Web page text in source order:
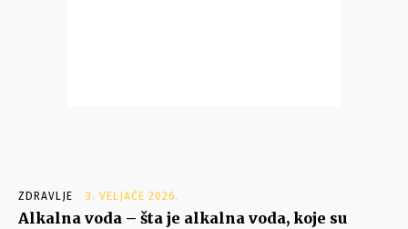
ZDRAVLJE 3. VELJAČE 2026.
Alkalna voda – šta je alkalna voda, koje su